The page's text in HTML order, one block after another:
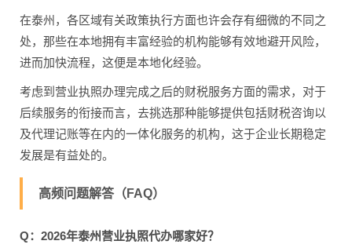
在泰州，各区域有关政策执行方面也许会存有细微的不同之
处，那些在本地拥有丰富经验的机构能够有效地避开风险，
进而加快流程，这便是本地化经验。
考虑到营业执照办理完成之后的财税服务方面的需求，对于
后续服务的衔接而言，去挑选那种能够提供包括财税咨询以
及代理记账等在内的一体化服务的机构，这于企业长期稳定
发展是有益处的。
高频问题解答（FAQ）
Q：2026年泰州营业执照代办哪家好？